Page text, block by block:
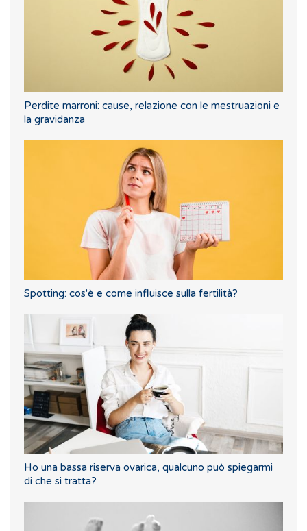
Perdite marroni: cause, relazione con le mestruazioni e
la gravidanza
Spotting: cos'è e come influisce sulla fertilità?
Ho una bassa riserva ovarica, qualcuno può spiegarmi
di che si tratta?